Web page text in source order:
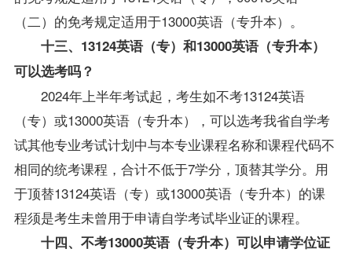
（二）的免考规定适用于13000英语（专升本）。
十三、13124英语（专）和13000英语（专升本）
可以选考吗？
2024年上半年考试起，考生如不考13124英语
（专）或13000英语（专升本），可以选考我省自学考
试其他专业考试计划中与本专业课程名称和课程代码不
相同的统考课程，合计不低于7学分，顶替其学分。用
于顶替13124英语（专）或13000英语（专升本）的课
程须是考生未曾用于申请自学考试毕业证的课程。
十四、不考13000英语（专升本）可以申请学位证